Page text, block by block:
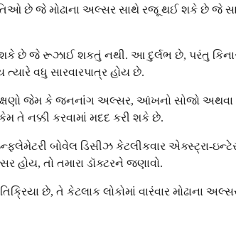
છે જે મોઢાના અલ્સર સાથે રજૂ થઈ શકે છે જે
જે રૂઝાઈ શકતું નથી. આ દુર્લભ છે, પરંતુ
વધુ સારવારપાત્ર હોય છે.
જેમ કે જનનાંગ અલ્સર, આંખનો સોજો અથવા
તે નક્કી કરવામાં મદદ કરી શકે છે.
બોવેલ ડિસીઝ કેટલીકવાર એક્સ્ટ્રા-
હોય, તો તમારા ડૉક્ટરને જણાવો.
છે, તે કેટલાક લોકોમાં વારંવાર